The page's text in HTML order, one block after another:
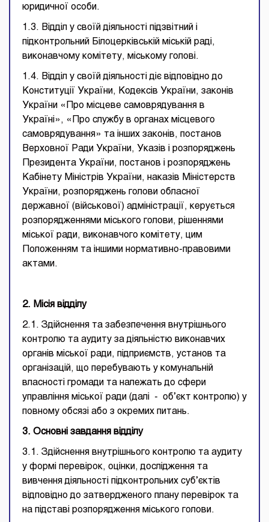
юридичної особи.
1.3. Відділ у своїй діяльності підзвітний і
підконтрольний Білоцерківській міській раді,
виконавчому комітету, міському голові.
1.4. Відділ у своїй діяльності діє відповідно до
Конституції України, Кодексів України, законів
України «Про місцеве самоврядування в
Україні», «Про службу в органах місцевого
самоврядування» та інших законів, постанов
Верховної Ради України, Указів і розпоряджень
Президента України, постанов і розпоряджень
Кабінету Міністрів України, наказів Міністерств
України, розпоряджень голови обласної
державної (військової) адміністрації, керується
розпорядженнями міського голови, рішеннями
міської ради, виконавчого комітету, цим
Положенням та іншими нормативно-правовими
актами.
2. Місія відділу
2.1. Здійснення та забезпечення внутрішнього
контролю та аудиту за діяльністю виконавчих
органів міської ради, підприємств, установ та
організацій, що перебувають у комунальній
власності громади та належать до сфери
управління міської ради (далі - об’єкт контролю) у
повному обсязі або з окремих питань.
3. Основні завдання відділу
3.1. Здійснення внутрішнього контролю та аудиту
у формі перевірок, оцінки, дослідження та
вивчення діяльності підконтрольних суб’єктів
відповідно до затвердженого плану перевірок та
на підставі розпорядження міського голови.